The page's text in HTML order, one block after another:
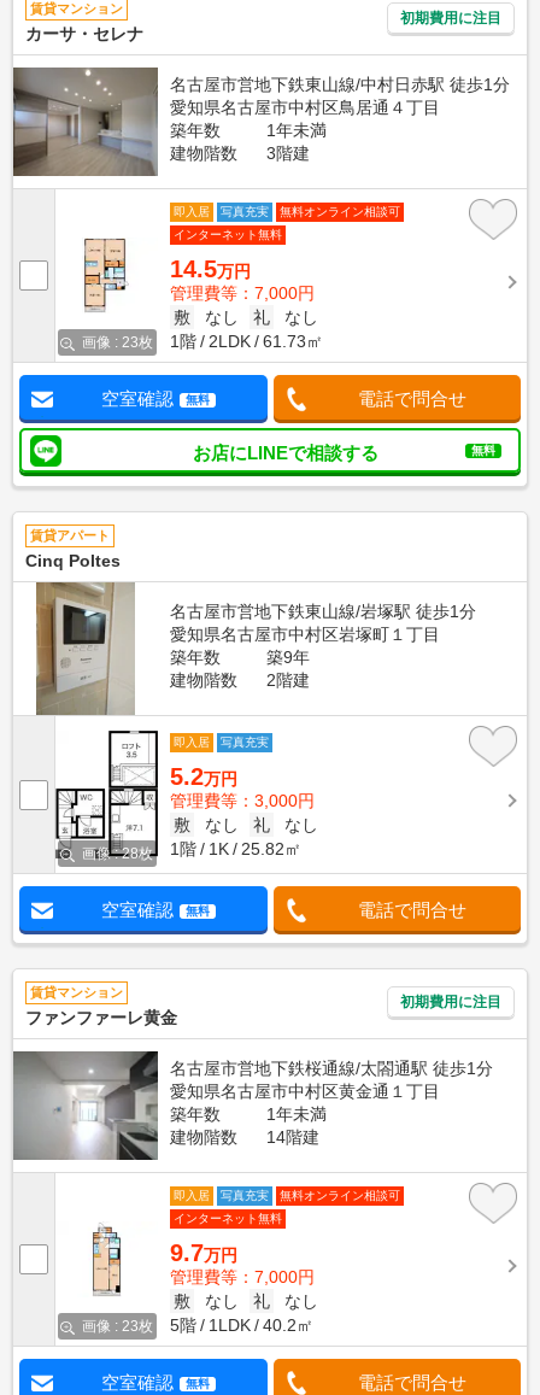
賃貸マンション
カーサ・セレナ
初期費用に注目
名古屋市営地下鉄東山線/中村日赤駅 徒歩1分
愛知県名古屋市中村区鳥居通４丁目
築年数
1年未満
建物階数
3階建
画像 : 23枚
即入居 写真充実
無料オンライン相談可
インターネット無料
14.5万円
管理費等：7,000円
敷
なし 礼
なし
1階
2LDK 61.73㎡
空室確認 無料 電話で問合せ
お店にLINEで相談する 無料
賃貸アパート
Cinq Poltes
名古屋市営地下鉄東山線/岩塚駅 徒歩1分
愛知県名古屋市中村区岩塚町１丁目
築年数
築9年
建物階数
2階建
画像 : 28枚
即入居 写真充実
5.2万円
管理費等：3,000円
敷
なし 礼
なし
1階
1K 25.82㎡
空室確認 無料 電話で問合せ
賃貸マンション
ファンファーレ黄金
初期費用に注目
名古屋市営地下鉄桜通線/太閤通駅 徒歩1分
愛知県名古屋市中村区黄金通１丁目
築年数
1年未満
建物階数
14階建
画像 : 23枚
即入居 写真充実
無料オンライン相談可
インターネット無料
9.7万円
管理費等：7,000円
敷
なし 礼
なし
5階
1LDK 40.2㎡
空室確認 無料 電話で問合せ